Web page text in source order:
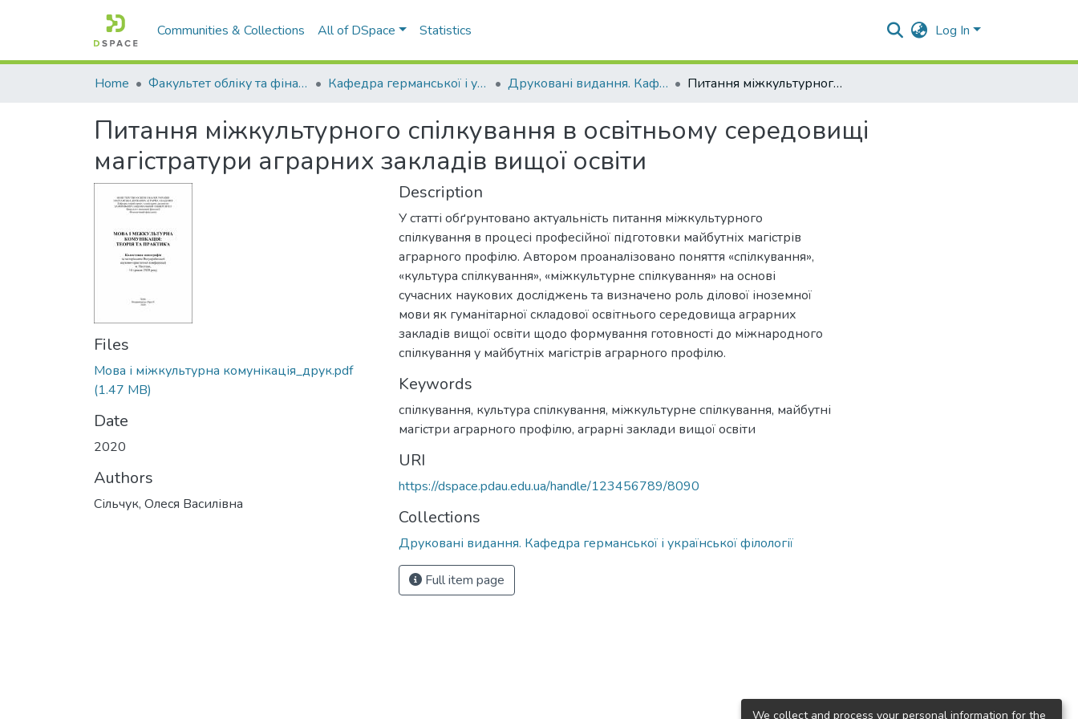
Communities & Collections All of DSpace Statistics Log In
Home Факультет обліку та фінансів Кафедра германської і української філології Друковані видання. Кафедра германської і української філології Питання міжкультурного спілкування в освітньому середовищі магістратури аграрних закладів вищої освіти
Питання міжкультурного спілкування в освітньому середовищі
магістратури аграрних закладів вищої освіти
Files
Мова і міжкультурна комунікація_друк.pdf
(1.47 MB)
Date
2020
Authors
Сільчук, Олеся Василівна
Description
У статті обґрунтовано актуальність питання міжкультурного
спілкування в процесі професійної підготовки майбутніх магістрів
аграрного профілю. Автором проаналізовано поняття «спілкування»,
«культура спілкування», «міжкультурне спілкування» на основі
сучасних наукових досліджень та визначено роль ділової іноземної
мови як гуманітарної складової освітнього середовища аграрних
закладів вищої освіти щодо формування готовності до міжнародного
спілкування у майбутніх магістрів аграрного профілю.
Keywords
спілкування, культура спілкування, міжкультурне спілкування, майбутні
магістри аграрного профілю, аграрні заклади вищої освіти
URI
https://dspace.pdau.edu.ua/handle/123456789/8090
Collections
Друковані видання. Кафедра германської і української філології
Full item page
We collect and process your personal information for the